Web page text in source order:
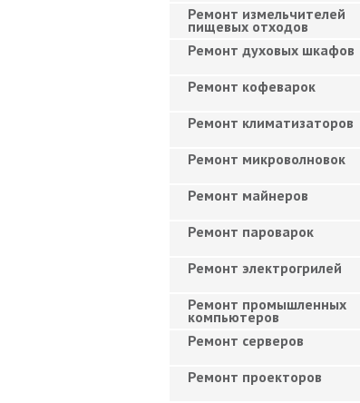
Ремонт измельчителей
пищевых отходов
Ремонт духовых шкафов
Ремонт кофеварок
Ремонт климатизаторов
Ремонт микроволновок
Ремонт майнеров
Ремонт пароварок
Ремонт электрогрилей
Ремонт промышленных
компьютеров
Ремонт серверов
Ремонт проекторов